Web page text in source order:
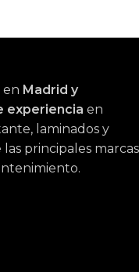
en Madrid y
experiencia en
laminados y
principales marcas